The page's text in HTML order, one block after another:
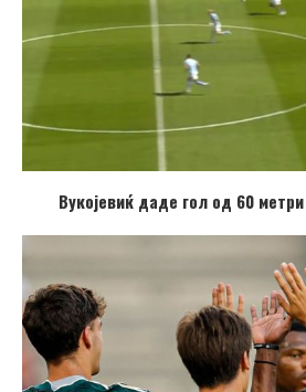
Вукојевиќ даде гол од 60